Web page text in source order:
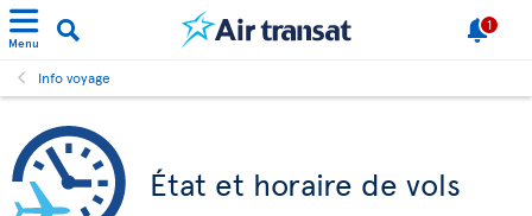
Menu
1
Info voyage
État et horaire de vols